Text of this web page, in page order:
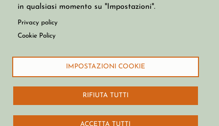
in qualsiasi momento su "Impostazioni".
Privacy policy
Cookie Policy
IMPOSTAZIONI COOKIE
RIFIUTA TUTTI
ACCETTA TUTTI
CONTATTI
Condizioni Di Utilizzo
Privacy Policy
Cookie Policy